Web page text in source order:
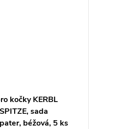
kočky KERBL
sada
béžová, 5 ks